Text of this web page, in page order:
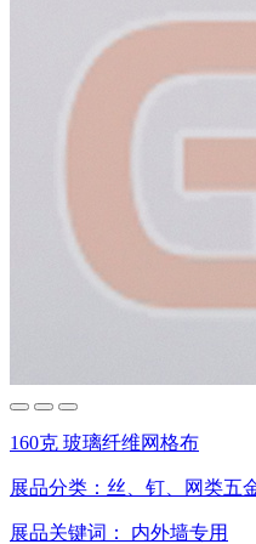
160克 玻璃纤维网格布
展品分类： 丝、钉、网类五
展品关键词： 内外墙专用